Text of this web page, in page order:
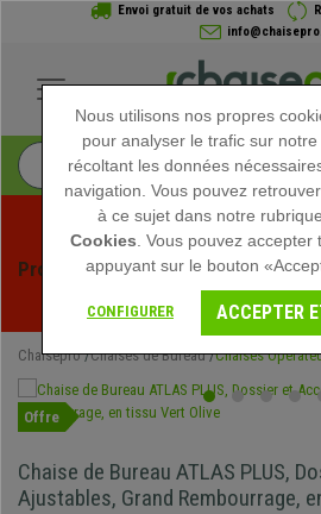
Envoi gratuit de vos achats
Profitez des soldes d'été chez
exclusives pour une durée
Chaisepro Chaises de Bureau Chaises
Offre
Chaise de Bureau ATLAS PLUS,
Ajustables, Grand Rembourrage,
Nous utilisons nos propres
pour analyser le trafic sur
récoltant les données
navigation. Vous pouvez
à ce sujet dans notre rubrique
Cookies . Vous pouvez
appuyant sur le bouton
CONFIGURER ACCEPTER